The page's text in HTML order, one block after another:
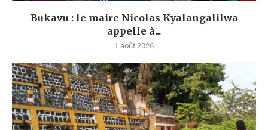
Bukavu : le maire Nicolas Kyalangalilwa
appelle à...
1 août 2026